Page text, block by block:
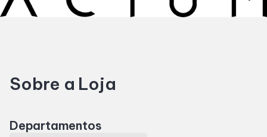
Horários
Cinema
Sobre a Loja
Departamentos